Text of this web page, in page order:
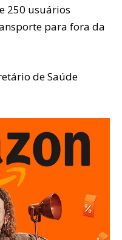
250 usuários
para fora da
de Saúde